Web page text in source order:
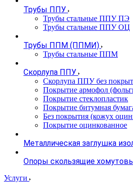
Трубы ППУ
Трубы стальные ППУ ПЭ
Трубы стальные ППУ ОЦ
Трубы ППМ (ППМИ)
Трубы стальные ППМ
Скорлупа ППУ
Скорлупа ППУ без
Покрытие армофол
Покрытие стеклопластик
Покрытие битумная
Без покрытия (кожух
Покрытие оцинкованное
Металлическая заглушка
Опоры скользящие
Услуги